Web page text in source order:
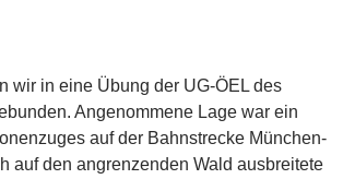
wir in eine Übung der UG-ÖEL des
Angenommene Lage war ein
auf der Bahnstrecke München-
auf den angrenzenden Wald ausbreitete